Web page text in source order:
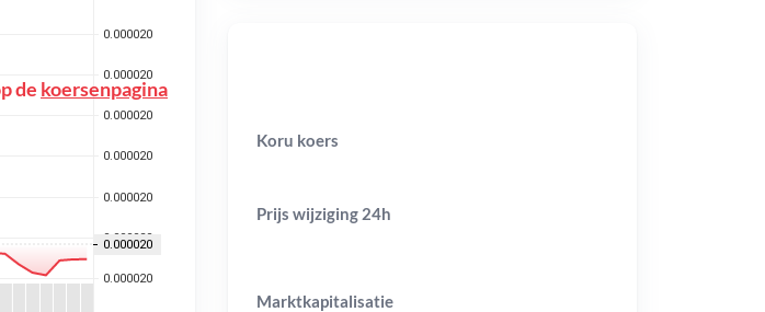
de koersenpagina
Koru koers
Prijs wijziging 24h
Marktkapitalisatie